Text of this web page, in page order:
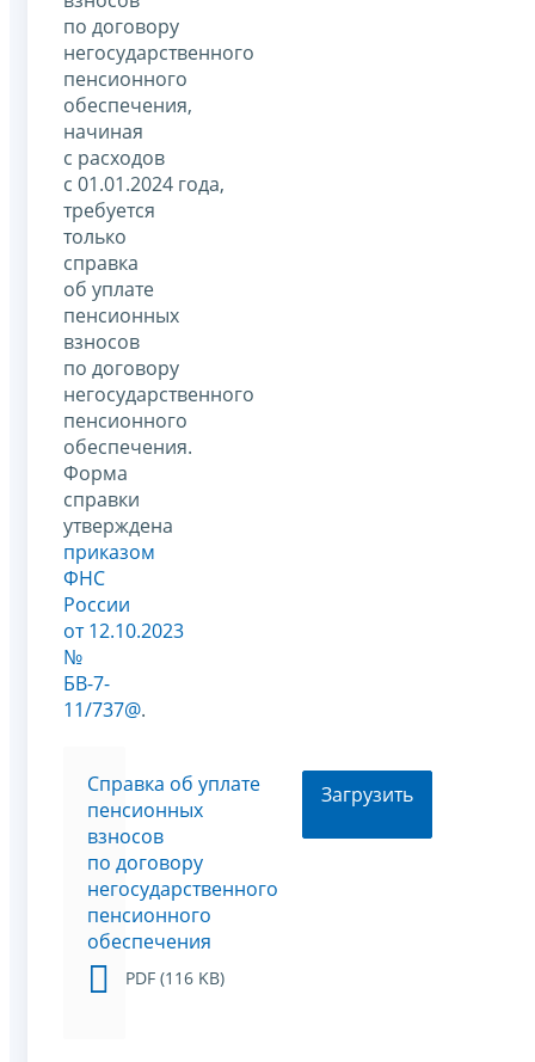
по договору
негосударственного
пенсионного
обеспечения,
начиная
с расходов
с 01.01.2024 года,
требуется
только
справка
об уплате
пенсионных
взносов
по договору
негосударственного
пенсионного
обеспечения.
Форма
справки
утверждена
приказом
ФНС
России
от 12.10.2023
№
БВ-7-
11/737@.
Cправка об уплате
пенсионных
взносов
по договору
негосударственного
пенсионного
обеспечения
PDF (116 KB)
Загрузить